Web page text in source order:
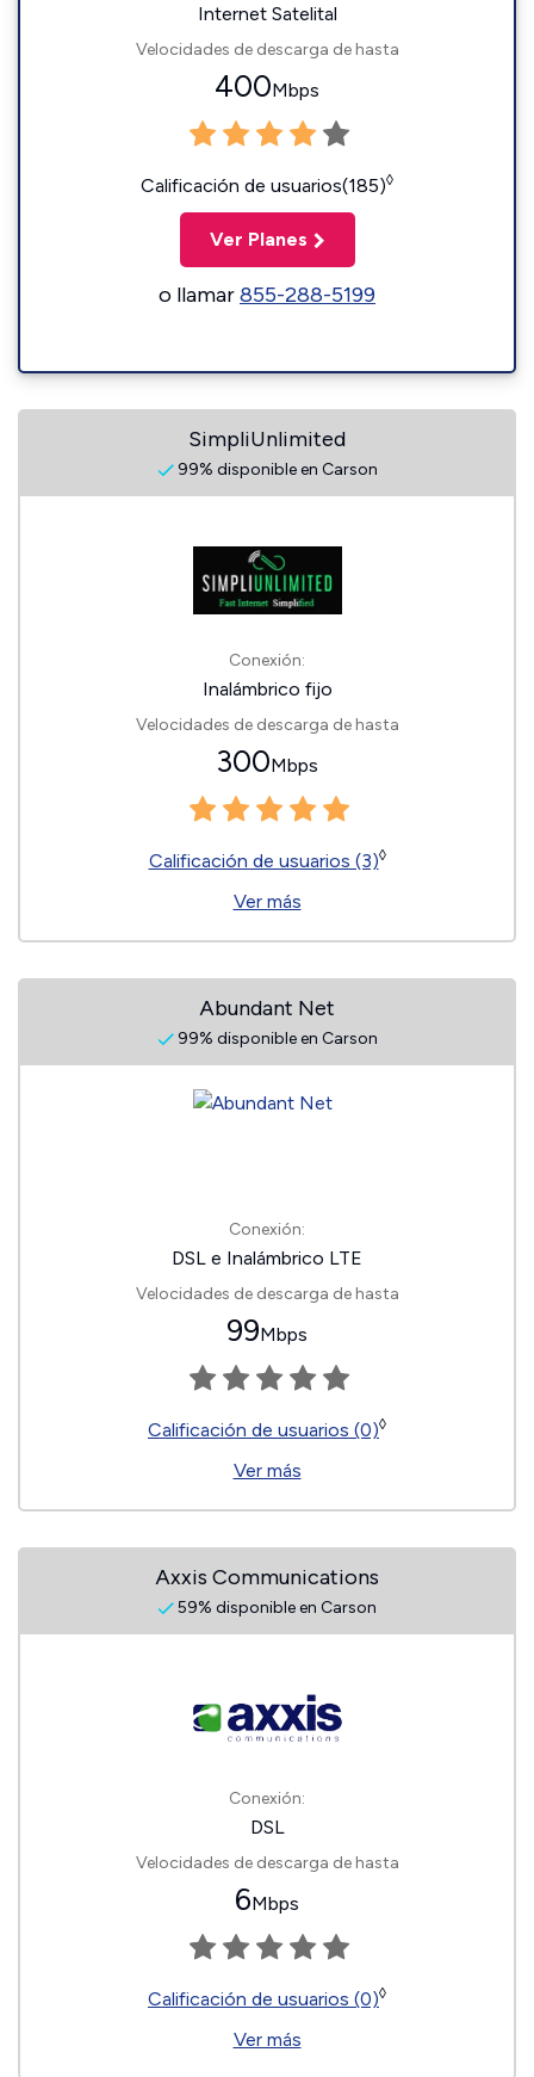
Internet Satelital
Velocidades de descarga de hasta
400Mbps
Calificación de usuarios(185)◊
Ver Planes
o llamar855-288-5199
SimpliUnlimited
99% disponible en Carson
Conexión:
Inalámbrico fijo
Velocidades de descarga de hasta
300Mbps
Calificación de usuarios (3)◊
Ver más
Abundant Net
99% disponible en Carson
Conexión:
DSL e Inalámbrico LTE
Velocidades de descarga de hasta
99Mbps
Calificación de usuarios (0)◊
Ver más
Axxis Communications
59% disponible en Carson
Conexión:
DSL
Velocidades de descarga de hasta
6Mbps
Calificación de usuarios (0)◊
Ver más